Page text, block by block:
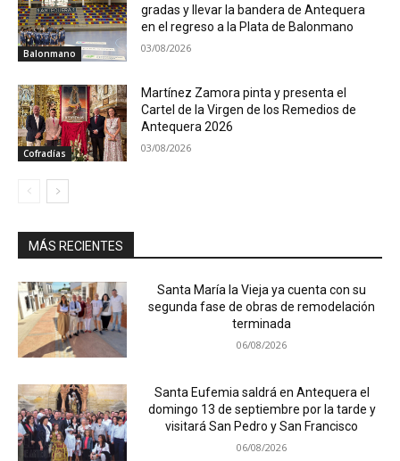
Balonmano
gradas y llevar la bandera de Antequera
en el regreso a la Plata de Balonmano
03/08/2026
Cofradías
Martínez Zamora pinta y presenta el
Cartel de la Virgen de los Remedios de
Antequera 2026
03/08/2026
MÁS RECIENTES
Santa María la Vieja ya cuenta con su
segunda fase de obras de remodelación
terminada
06/08/2026
Santa Eufemia saldrá en Antequera el
domingo 13 de septiembre por la tarde y
visitará San Pedro y San Francisco
06/08/2026